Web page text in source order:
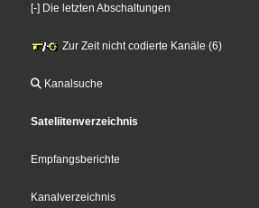
[-] Die letzten Abschaltungen
Zur Zeit nicht codierte Kanäle (6)
Kanalsuche
Sateliitenverzeichnis
Empfangsberichte
Kanalverzeichnis